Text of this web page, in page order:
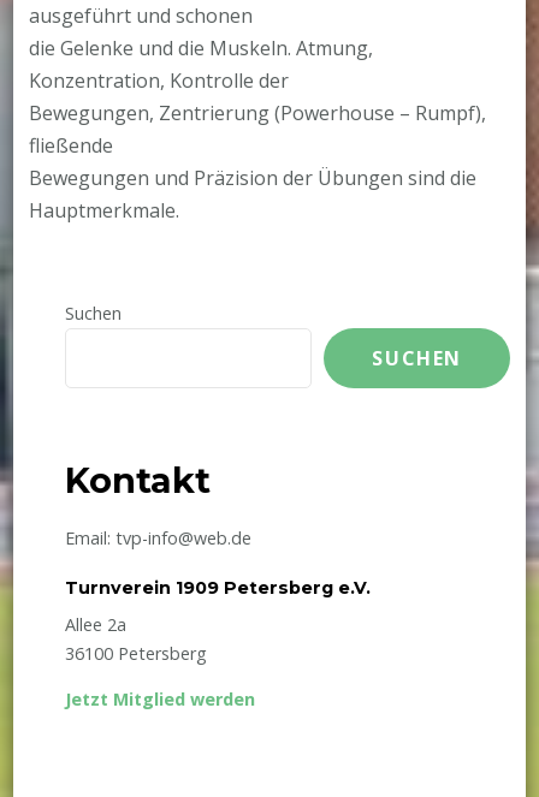
ausgeführt und schonen
die Gelenke und die Muskeln. Atmung,
Konzentration, Kontrolle der
Bewegungen, Zentrierung (Powerhouse – Rumpf),
fließende
Bewegungen und Präzision der Übungen sind die
Hauptmerkmale.
Suchen
SUCHEN
Kontakt
Email: tvp-info@web.de
Turnverein 1909 Petersberg e.V.
Allee 2a
36100 Petersberg
Jetzt Mitglied werden